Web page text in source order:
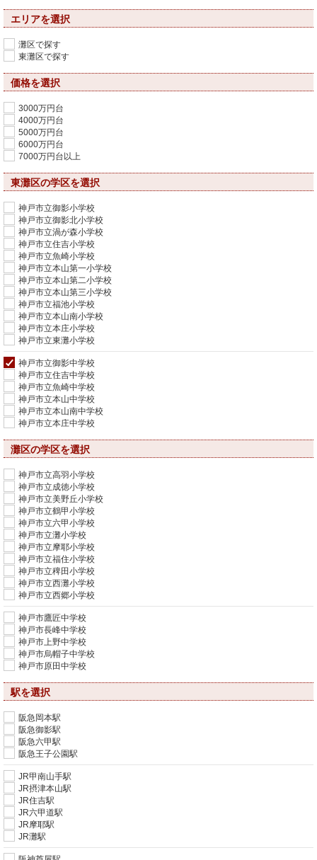
エリアを選択
灘区で探す
東灘区で探す
価格を選択
3000万円台
4000万円台
5000万円台
6000万円台
7000万円台以上
東灘区の学区を選択
神戸市立御影小学校
神戸市立御影北小学校
神戸市立渦が森小学校
神戸市立住吉小学校
神戸市立魚崎小学校
神戸市立本山第一小学校
神戸市立本山第二小学校
神戸市立本山第三小学校
神戸市立福池小学校
神戸市立本山南小学校
神戸市立本庄小学校
神戸市立東灘小学校
神戸市立御影中学校
神戸市立住吉中学校
神戸市立魚崎中学校
神戸市立本山中学校
神戸市立本山南中学校
神戸市立本庄中学校
灘区の学区を選択
神戸市立高羽小学校
神戸市立成徳小学校
神戸市立美野丘小学校
神戸市立鶴甲小学校
神戸市立六甲小学校
神戸市立灘小学校
神戸市立摩耶小学校
神戸市立福住小学校
神戸市立稗田小学校
神戸市立西灘小学校
神戸市立西郷小学校
神戸市鷹匠中学校
神戸市長峰中学校
神戸市上野中学校
神戸市烏帽子中学校
神戸市原田中学校
駅を選択
阪急岡本駅
阪急御影駅
阪急六甲駅
阪急王子公園駅
JR甲南山手駅
JR摂津本山駅
JR住吉駅
JR六甲道駅
JR摩耶駅
JR灘駅